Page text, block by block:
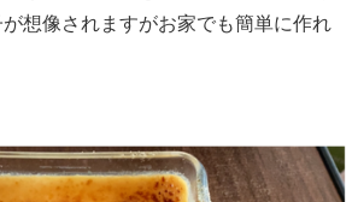
想像されますがお家でも簡単に作れ